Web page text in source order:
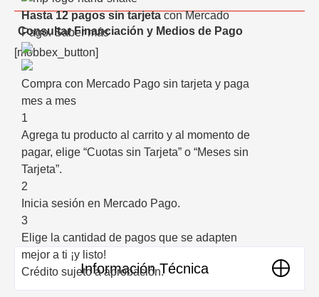
Hasta 12 pagos sin tarjetacon Mercado
Pago. Saber más
Compra con Mercado Pago sin tarjeta y paga
mes a mes
1
Agrega tu producto al carrito y al momento de
pagar, elige “Cuotas sin Tarjeta” o “Meses sin
Tarjeta”.
2
Inicia sesión en Mercado Pago.
3
Elige la cantidad de pagos que se adapten
mejor a ti ¡y listo!
Crédito sujeto a aprobación.
Consultar Financiación y Medios de Pago
[mobbex_button]
Información Técnica